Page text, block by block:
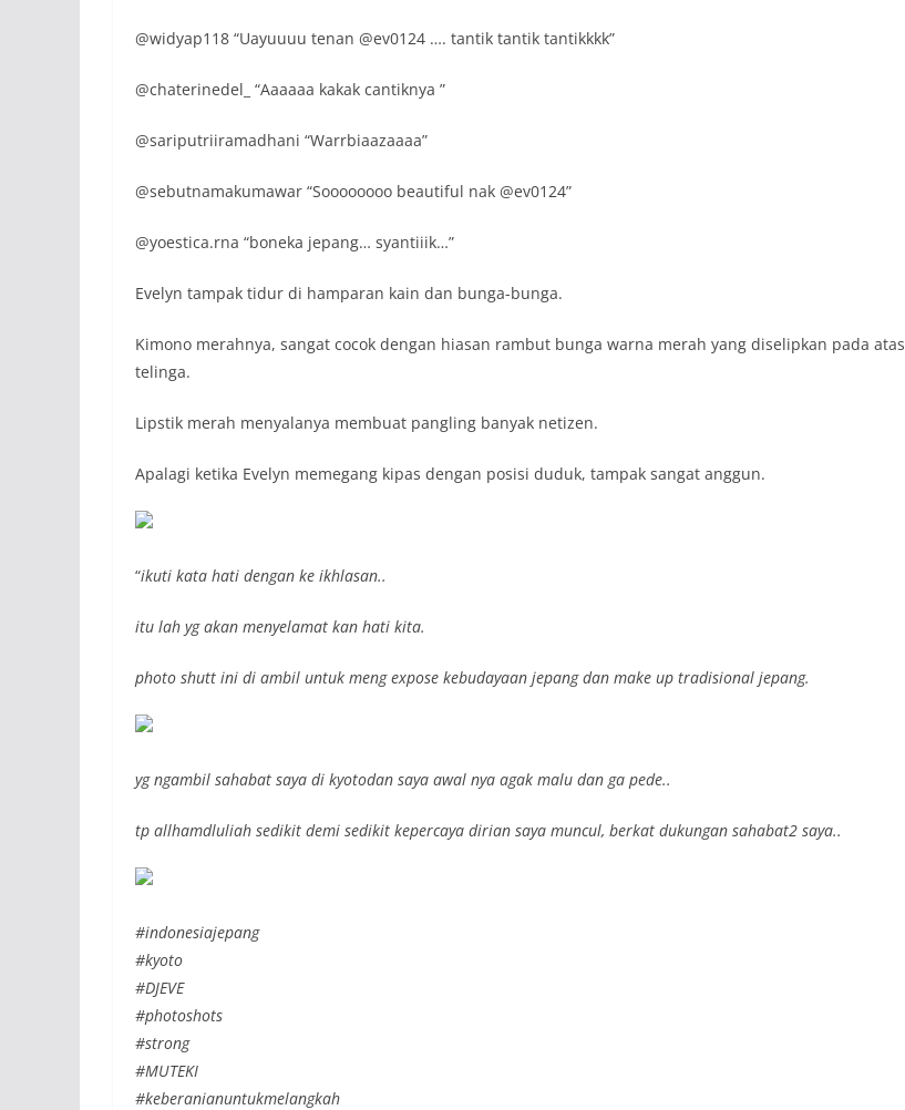
@widyap118 “Uayuuuu tenan @ev0124 …. tantik tantik tantikkkk”
@chaterinedel_ “Aaaaaa kakak cantiknya ”
@sariputriiramadhani “Warrbiaazaaaa”
@sebutnamakumawar “Soooooooo beautiful nak @ev0124”
@yoestica.rna “boneka jepang… syantiiik…”
Evelyn tampak tidur di hamparan kain dan bunga-bunga.
Kimono merahnya, sangat cocok dengan hiasan rambut bunga warna merah yang diselipkan pada atas
telinga.
Lipstik merah menyalanya membuat pangling banyak netizen.
Apalagi ketika Evelyn memegang kipas dengan posisi duduk, tampak sangat anggun.
“ikuti kata hati dengan ke ikhlasan..
itu lah yg akan menyelamat kan hati kita.
photo shutt ini di ambil untuk meng expose kebudayaan jepang dan make up tradisional jepang.
yg ngambil sahabat saya di kyotodan saya awal nya agak malu dan ga pede..
tp allhamdluliah sedikit demi sedikit kepercaya dirian saya muncul, berkat dukungan sahabat2 saya..
#indonesiajepang
#kyoto
#DJEVE
#photoshots
#strong
#MUTEKI
#keberanianuntukmelangkah